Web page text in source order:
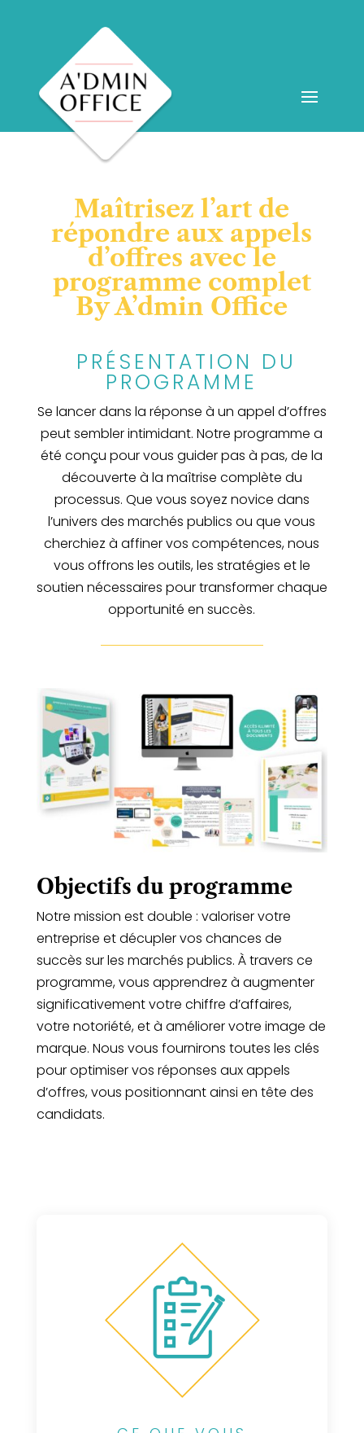
Maîtrisez l’art de
répondre aux appels
d’offres avec le
programme complet
By A’dmin Office
PRÉSENTATION DU
PROGRAMME
Se lancer dans la réponse à un appel d’offres
peut sembler intimidant. Notre programme a
été conçu pour vous guider pas à pas, de la
découverte à la maîtrise complète du
processus. Que vous soyez novice dans
l’univers des marchés publics ou que vous
cherchiez à affiner vos compétences, nous
vous offrons les outils, les stratégies et le
soutien nécessaires pour transformer chaque
opportunité en succès.
Objectifs du programme
Notre mission est double : valoriser votre
entreprise et décupler vos chances de
succès sur les marchés publics. À travers ce
programme, vous apprendrez à augmenter
significativement votre chiffre d’affaires,
votre notoriété, et à améliorer votre image de
marque. Nous vous fournirons toutes les clés
pour optimiser vos réponses aux appels
d’offres, vous positionnant ainsi en tête des
candidats.